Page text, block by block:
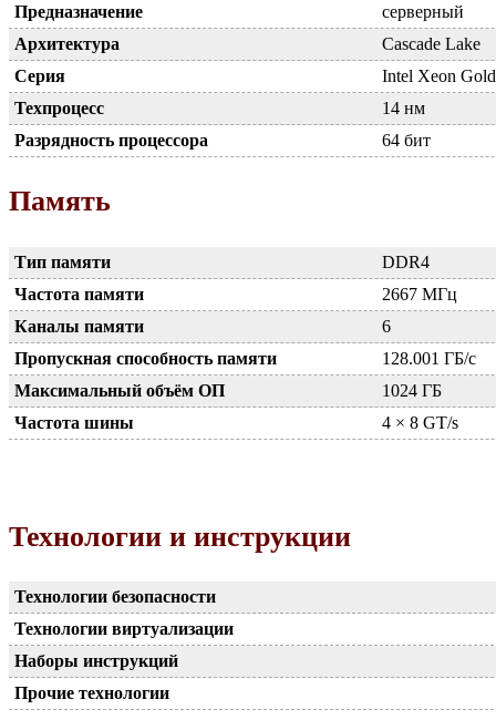
Предназначение
серверный
Архитектура
Cascade Lake
Серия
Intel Xeon Gold
Техпроцесс
14 нм
Разрядность процессора
64 бит
Память
Тип памяти
DDR4
Частота памяти
2667 МГц
Каналы памяти
6
Пропускная способность памяти
128.001 ГБ/с
Максимальный объём ОП
1024 ГБ
Частота шины
4 × 8 GT/s
Технологии и инструкции
Технологии безопасности
Технологии виртуализации
Наборы инструкций
Прочие технологии